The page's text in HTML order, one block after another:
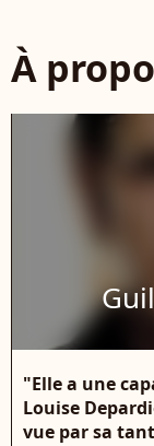
À
"Elle a une
Louise
vue par sa